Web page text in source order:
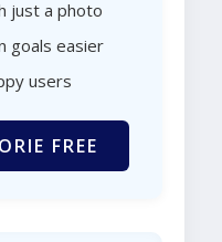
just a photo
goals easier
users
FREE